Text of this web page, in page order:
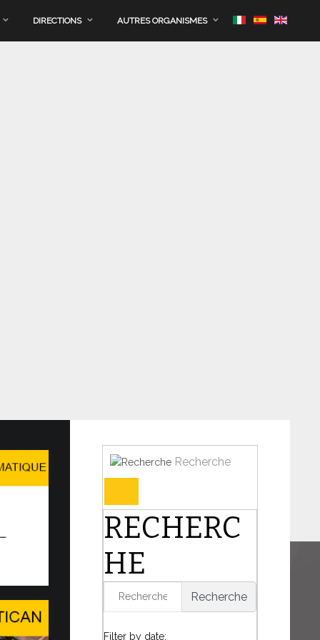
DIRECTIONS AUTRES ORGANISMES
et l’AI for Good Glob…
DIALOGUE DANS UN MONDE EN
de l’histoire, le Pape Léon XIV a
du Saint-Siège...
Recherche
RECHERC
HE
Recherche
Filter by date: